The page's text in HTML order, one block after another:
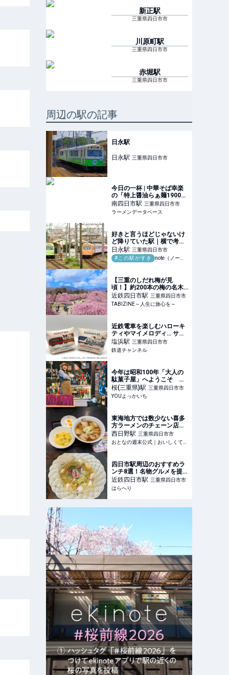
新正駅
三重県四日市市
川原町駅
三重県四日市市
赤堀駅
三重県四日市市
周辺の駅の記事
日永駅
日永駅 三重県四日市市
今日の一杯 | 中華そば幸楽
の「特上醤油らぁ麺1900円
＋鶏油そば600円（追加の
場合のみ注文可能）」 | ラ
ーメンデータベース
南四日市駅 三重県四日市市
ラーメンデータベース
好きと言うほどじゃないけ
ど降りていた駅｜横で考え
る人
日永駅 三重県四日市市
#この駅がすき
note（ノート）
【三重のしだれ梅が見
頃！】約200本の梅の名木
が見事な「鈴鹿の森庭園」
｜幽玄な夜間ライトアップ
や幻想的なミストも |
～
近鉄四日市駅 三重県四日市市
TABIZINE～人生に旅心を～
近鉄電車を楽しむハローキ
ティやマイメロディ… サン
リオキャラクターがデザイ
ンされたグッズを発売 近鉄
車両エンジニアリング | 鉄
ル
塩浜駅 三重県四日市市
鉄道チャンネル
今年は昭和100年「大人の
駄菓子屋」へようこそ 懐
かしのおもちゃあふれるレ
トロ喫茶 菰野町
桜(三重県)駅 三重県四日市市
YOUよっかいち
東海地方では数少ない喜多
方ラーメンのチェーン店
『喜多方ラーメン 坂内』で
「半チャーハンセット」を
食らう！ - おとなの週末公
る食のニュースサイト
西日野駅 三重県四日市市
おとなの週末公式｜おいしくて、ためになる食のニュースサイト
四日市駅周辺のおすすめラ
ンチ8選！名物グルメを提
供する人気店や隠れ家店ま
で徹底リサーチ | はらへり
近鉄四日市駅 三重県四日市市
はらへり